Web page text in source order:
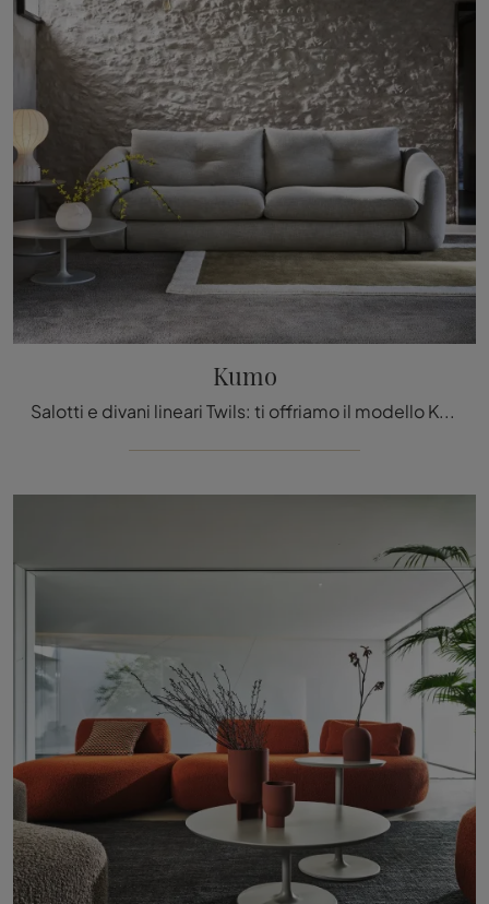
Kumo
Salotti e divani lineari Twils: ti offriamo il modello Kumo in tessuto per valorizzare la zona giorno.